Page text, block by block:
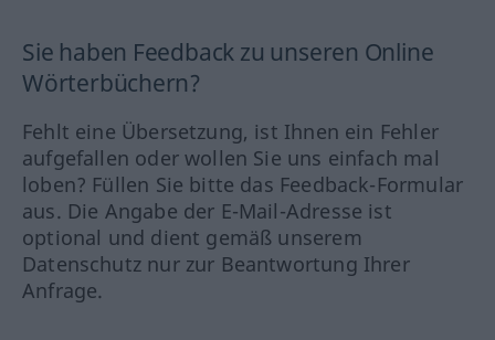
Sie haben Feedback zu unseren Online
Wörterbüchern?
Fehlt eine Übersetzung, ist Ihnen ein Fehler
aufgefallen oder wollen Sie uns einfach mal
loben? Füllen Sie bitte das Feedback-Formular
aus. Die Angabe der E-Mail-Adresse ist
optional und dient gemäß unserem
Datenschutz nur zur Beantwortung Ihrer
Anfrage.